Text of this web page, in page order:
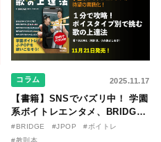
コラム 2025.11.17
【書籍】SNSでバズリ中！ 学園
系ボイトレエンタメ、BRIDGE
が届ける教則本『１分で攻略！
ボイスタイプ別で挑む歌の上達
#BRIDGE #JPOP
#ボイトレ
#教則本